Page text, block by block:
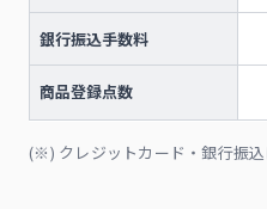
銀行振込手数料
商品登録点数
(※) クレジットカード・銀行振